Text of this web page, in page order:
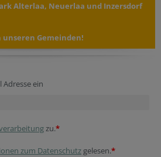
Alterlaa, Neuerlaa und Inzersdorf
Gemeinden!
Adresse ein
zu.*
zum Datenschutz gelesen.*